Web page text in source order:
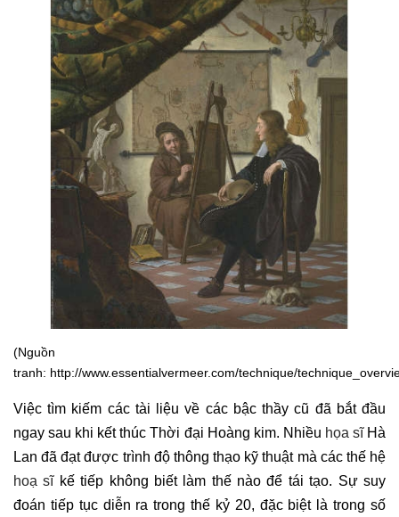
(Nguồn
tranh: http://www.essentialvermeer.com/technique/
Việc tìm kiếm các tài liệu về các bậc thầy cũ đã bắt đầu
ngay sau khi kết thúc Thời đại Hoàng kim. Nhiều họa sĩHà
Lan đã đạt được trình độ thông thạo kỹ thuật mà các thế hệ
hoạ sĩkế tiếp không biết làm thế nào để tái tạo. Sự suy
đoán tiếp tục diễn ra trong thế kỷ 20, đặc biệt là trong số